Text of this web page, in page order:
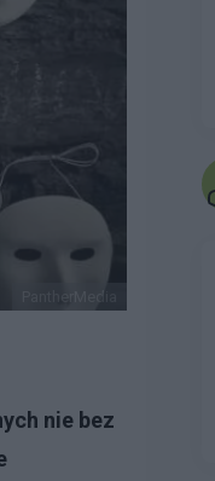
PantherMedia
nie bez